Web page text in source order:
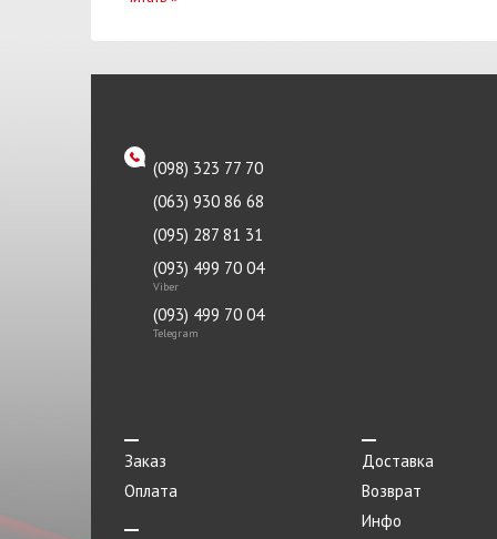
Фильтр масляный
Фильтр салона
Фонарь
Шаровая
Шланг
ШРУС
(098) 323 77 70
(063) 930 86 68
(095) 287 81 31
(093) 499 70 04
Viber
(093) 499 70 04
Telegram
Заказ
Оплата
Доставка
Возврат
Инфо